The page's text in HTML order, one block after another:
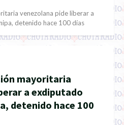
venezolana pide liberar a
detenido hace 100 días
mayoritaria
a exdiputado
detenido hace 100